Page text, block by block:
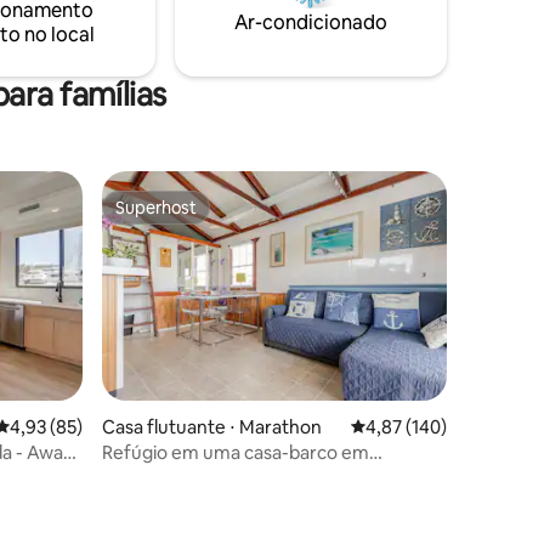
no local
Ar-condicionado
famílias
de uma avaliação média de 5, 85 avaliações
4,93 (85)
- Away
Superhost
Superhost
Casa flutuante ⋅ Marathon 4,87 de uma avaliação
4,87 (140)
Refúgio em uma casa-barco em